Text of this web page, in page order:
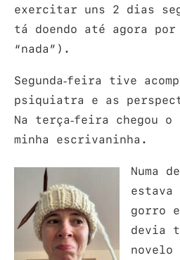
exercitar uns 2 dias
tá doendo até agora
“nada”).
Segunda-feira tive
psiquiatra e as
Na terça-feira chegou o
minha escrivaninha.
Numa
estava
gorro
devia